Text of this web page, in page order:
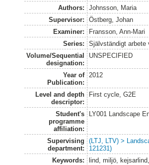
Authors:
Johnsson, Maria
Supervisor:
Östberg, Johan
Examiner:
Fransson, Ann-Mari
Series:
Självständigt arbete
Volume/Sequential
designation:
UNSPECIFIED
Year of
Publication:
2012
Level and depth
descriptor:
First cycle, G2E
Student's
programme
affiliation:
LY001 Landscape
Supervising
department:
(LTJ, LTV) >
121231)
Keywords:
lind, miljö,